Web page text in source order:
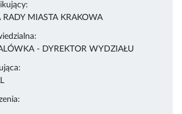
RADY MIASTA KRAKOWA
- DYREKTOR WYDZIAŁU